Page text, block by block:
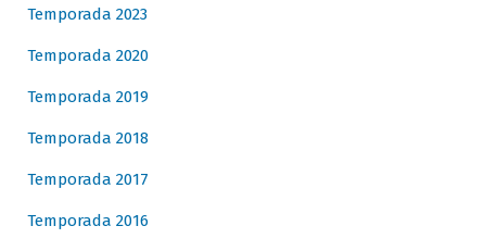
Temporada 2023
Temporada 2020
Temporada 2019
Temporada 2018
Temporada 2017
Temporada 2016